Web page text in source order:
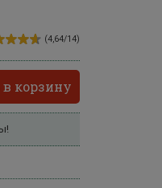
(4,64/14)
корзину